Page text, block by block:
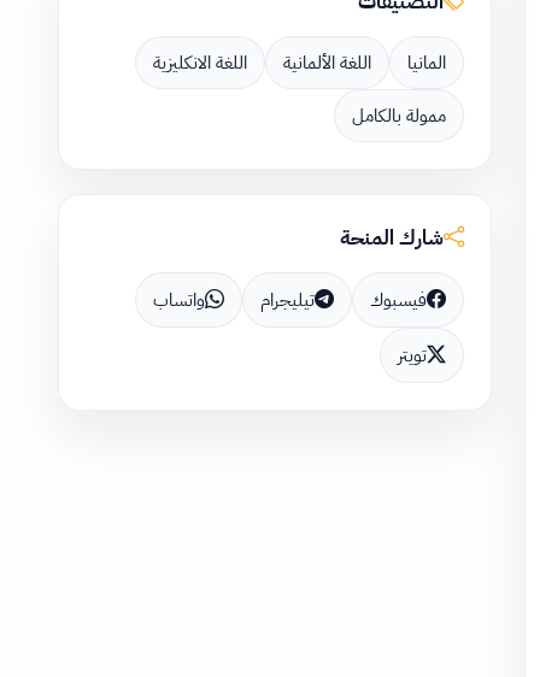
المانيا اللغة الألمانية
اللغة الانكليزية
ممولة بالكامل
شارك المنحة
فيسبوك تيليجرام واتساب
تويتر